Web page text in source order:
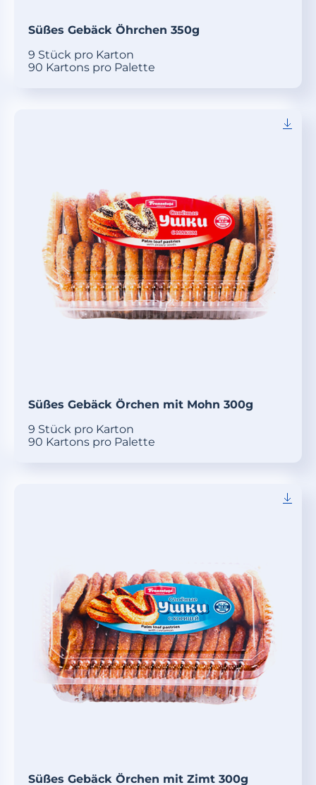
Süßes Gebäck Öhrchen 350g
9 Stück pro Karton
90 Kartons pro Palette
Süßes Gebäck Örchen mit Mohn 300g
9 Stück pro Karton
90 Kartons pro Palette
Süßes Gebäck Örchen mit Zimt 300g